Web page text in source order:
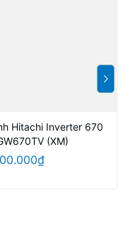
Hitachi Inverter 670
(XM)